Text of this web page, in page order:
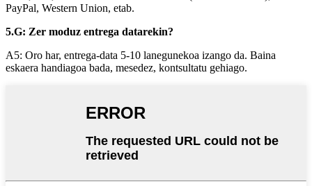
PayPal, Western Union, etab.
5.G: Zer moduz entrega datarekin?
A5: Oro har, entrega-data 5-10 lanegunekoa izango da. Baina
eskaera handiagoa bada, mesedez, kontsultatu gehiago.